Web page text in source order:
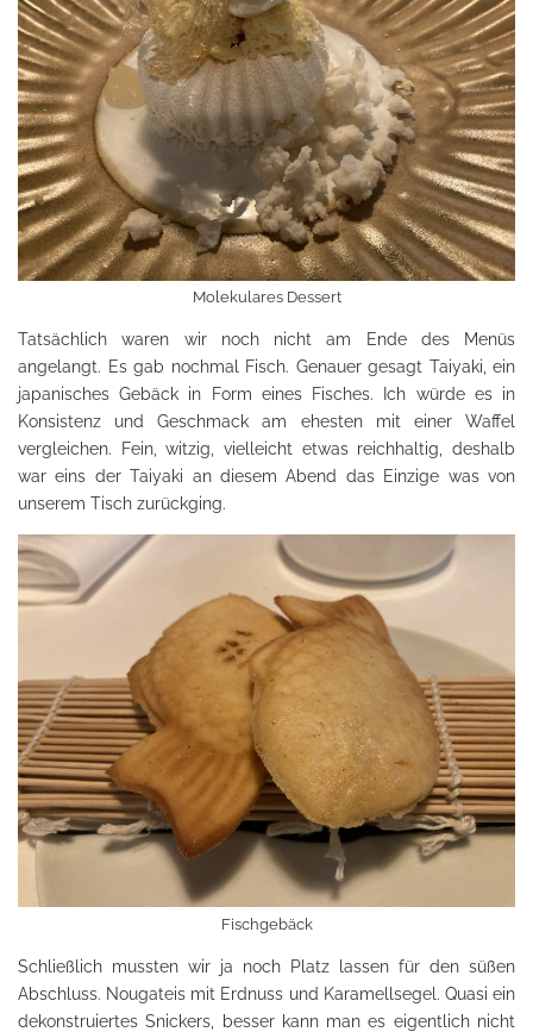
Molekulares Dessert
Tatsächlich waren wir noch nicht am Ende des Menüs
angelangt. Es gab nochmal Fisch. Genauer gesagt Taiyaki, ein
japanisches Gebäck in Form eines Fisches. Ich würde es in
Konsistenz und Geschmack am ehesten mit einer Waffel
vergleichen. Fein, witzig, vielleicht etwas reichhaltig, deshalb
war eins der Taiyaki an diesem Abend das Einzige was von
unserem Tisch zurückging.
Fischgebäck
Schließlich mussten wir ja noch Platz lassen für den süßen
Abschluss. Nougateis mit Erdnuss und Karamellsegel. Quasi ein
dekonstruiertes Snickers, besser kann man es eigentlich nicht